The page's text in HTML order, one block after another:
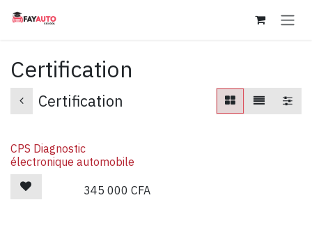
Certification
Certification
CPS Diagnostic
électronique automobile
345 000 CFA